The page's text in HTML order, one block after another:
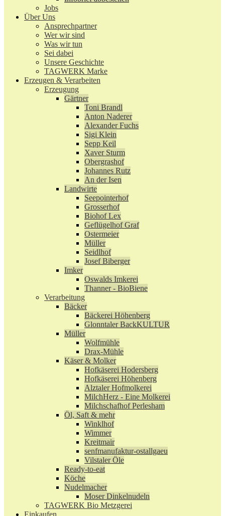
Jobs
Über Uns
Ansprechpartner
Wer wir sind
Was wir tun
Sei dabei
Unsere Geschichte
TAGWERK Marke
Erzeugen & Verarbeiten
Erzeugung
Gärtner
Toni Brandl
Anton Naderer
Alexander Fuchs
Sigi Klein
Sepp Keil
Xaver Sturm
Obergrashof
Johannes Rutz
An der Isen
Landwirte
Seepointerhof
Grosserhof
Biohof Lex
Geflügelhof Graf
Ostermeier
Müller
Seidlhof
Josef Biberger
Imker
Oswalds Imkerei
Thanner - BioBiene
Verarbeitung
Bäcker
Bäckerei Höhenberg
Glonntaler BackKULTUR
Müller
Wolfmühle
Drax-Mühle
Käser & Molker
Hofkäserei Hodersberg
Hofkäserei Höhenberg
Alztaler Hofmolkerei
MilchHerz - Eine Molkerei
Milchschafhof Perlesham
Öl, Saft & mehr
Winklhof
Wimmer
Kreitmair
senfmanufaktur-ostallgaeu
Vilstaler Öle
Ready-to-eat
Köche
Nudelmacher
Moser Dinkelnudeln
TAGWERK Bio Metzgerei
Einkaufen